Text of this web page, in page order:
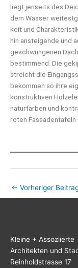
liegt jen­seits des
dem Was­ser
keit und
hin anstei­gen­de und
geschwun­ge­nen
be­stim­mend. Die
streicht die
bekom­men so ihre
kon­struk­ti­ven
natur­far­ben und
ro­ten Fas­sa­den­ta­feln
← Vorheriger
Klei­ne + Assoziierte
Archi­tek­ten und
Rein­hold­stras­se 17